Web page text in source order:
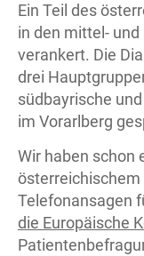
Ein Teil des
in den mittel-
verankert. Die
drei
südbayrische
im Vorarlberg
Wir haben schon
österreichischem
Telefonansagen
die Europäische